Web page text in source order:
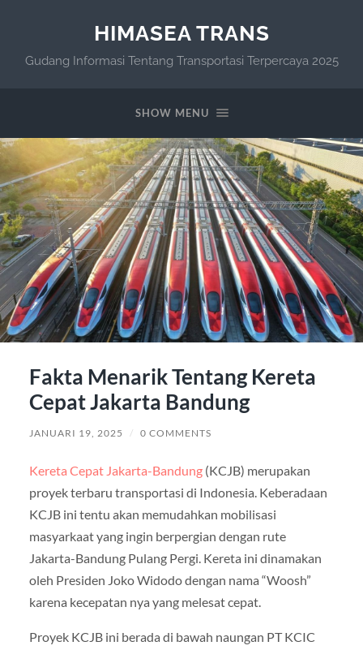
HIMASEA TRANS
Gudang Informasi Tentang Transportasi Terpercaya 2025
SHOW MENU
Fakta Menarik Tentang Kereta
Cepat Jakarta Bandung
JANUARI 19, 2025 / 0 COMMENTS
Kereta Cepat Jakarta-Bandung(KCJB) merupakan
proyek terbaru transportasi di Indonesia. Keberadaan
KCJB ini tentu akan memudahkan mobilisasi
masyarkaat yang ingin berpergian dengan rute
Jakarta-Bandung Pulang Pergi. Kereta ini dinamakan
oleh Presiden Joko Widodo dengan nama “Woosh”
karena kecepatan nya yang melesat cepat.
Proyek KCJB ini berada di bawah naungan PT KCIC